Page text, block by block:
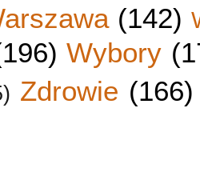
(142)
Wybory
Zdrowie (166)